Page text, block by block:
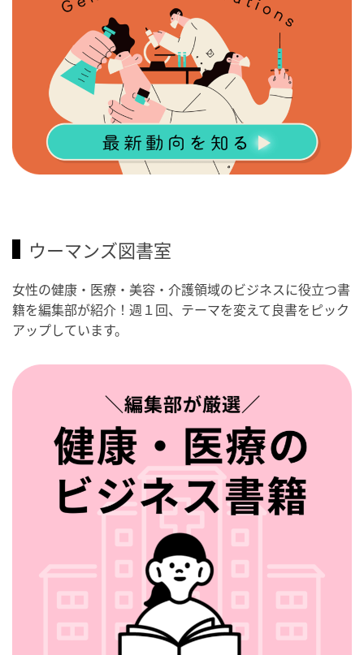
ウーマンズ図書室
女性の健康・医療・美容・介護領域のビジネスに役立つ書
籍を編集部が紹介！週１回、テーマを変えて良書をピック
アップしています。